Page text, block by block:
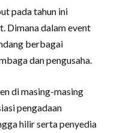
pada tahun ini
Dimana dalam event
berbagai
dan pengusaha.
di masing-masing
pengadaan
hilir serta penyedia